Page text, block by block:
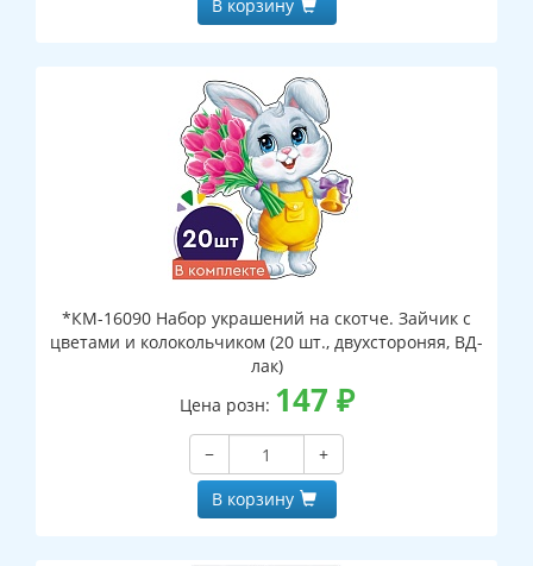
В корзину
*КМ-16090 Набор украшений на скотче. Зайчик с
цветами и колокольчиком (20 шт., двухстороняя, ВД-
лак)
Цена розн: 147 ₽
−
+
В корзину